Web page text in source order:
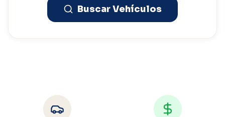
Buscar Vehículos